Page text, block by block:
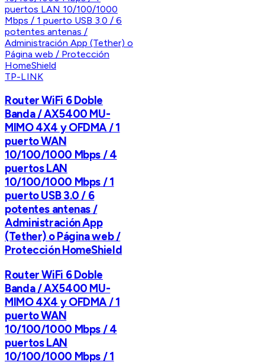
TP-LINK
Router WiFi 6 Doble
Banda / AX5400 MU-
MIMO 4X4 y OFDMA / 1
puerto WAN
10/100/1000 Mbps / 4
puertos LAN
10/100/1000 Mbps / 1
puerto USB 3.0 / 6
potentes antenas /
Administración App
(Tether) o Página web /
Protección HomeShield
Router WiFi 6 Doble
Banda / AX5400 MU-
MIMO 4X4 y OFDMA / 1
puerto WAN
10/100/1000 Mbps / 4
puertos LAN
10/100/1000 Mbps / 1